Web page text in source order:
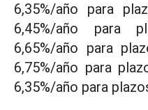
6,35%/año para
6,45%/año para
6,65%/año para
6,75%/año para
6,35%/año para